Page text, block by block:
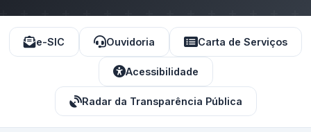
e-SIC Ouvidoria Carta de Serviços
Acessibilidade
Radar da Transparência Pública